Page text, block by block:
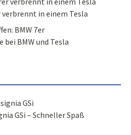
in einem Tesla
bei BMW und Tesla
GSi – Schneller Spaß